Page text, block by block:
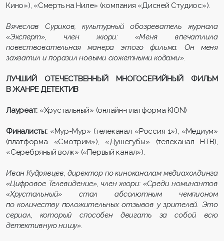
Кино»), «Смерть на Ниле» (компания «Дисней Студиос»).
Вячеслав Суриков, культурный обозреватель журнала
«Эксперт», член жюри: «Меня впечатлила
повествовательная манера этого фильма. Он меня
захватил и поразил новыми сюжетными кодами».
ЛУЧШИЙ ОТЕЧЕСТВЕННЫЙ МНОГОСЕРИЙНЫЙ ФИЛЬМ
В ЖАНРЕ ДЕТЕКТИВ
Лауреат: «Хрустальный» (онлайн-платформа KION)
Финалисты: «Мур-Мур» (телеканал «Россия 1»), «Медиум»
(платформа «Смотрим»), «Душегубы» (телеканал НТВ),
«Серебряный волк» («Первый канал»).
Иван Кудрявцев, директор по киноканалам медиахолдинга
«Цифровое Телевидение», член жюри: «Среди номинантов
«Хрустальный» стал абсолютным чемпионом
по количеству положительных отзывов у зрителей. Это
сериал, который способен двигать за собой всю
детективную нишу».